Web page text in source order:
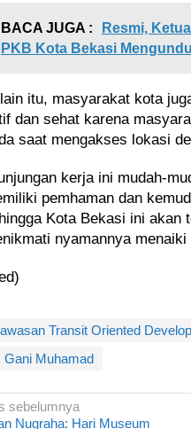
BACA JUGA :
Resmi,
PKB Kota Bekasi
itu, masyarakat kota
dan sehat karena
saat mengakses lokasi
kerja ini mudah-
pemhaman dan
Kota Bekasi ini akan
nyamannya
Transit Oriented
Gani Muhamad
sebelumnya
Nugraha: Hari Museum